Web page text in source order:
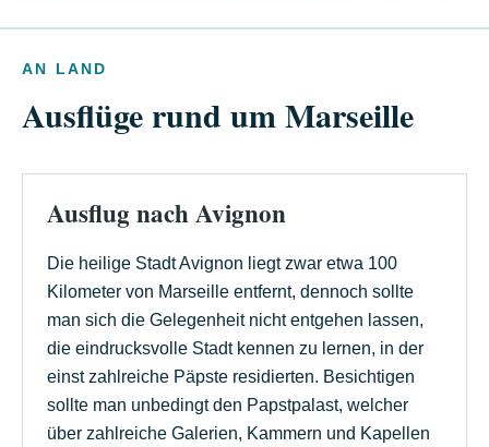
AN LAND
Ausflüge rund um Marseille
Ausflug nach Avignon
Die heilige Stadt Avignon liegt zwar etwa 100
Kilometer von Marseille entfernt, dennoch sollte
man sich die Gelegenheit nicht entgehen lassen,
die eindrucksvolle Stadt kennen zu lernen, in der
einst zahlreiche Päpste residierten. Besichtigen
sollte man unbedingt den Papstpalast, welcher
über zahlreiche Galerien, Kammern und Kapellen